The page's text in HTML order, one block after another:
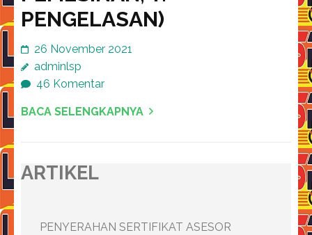
PENGELASAN)
26 November 2021
adminlsp
46 Komentar
BACA SELENGKAPNYA
ARTIKEL
PENYERAHAN SERTIFIKAT ASESOR